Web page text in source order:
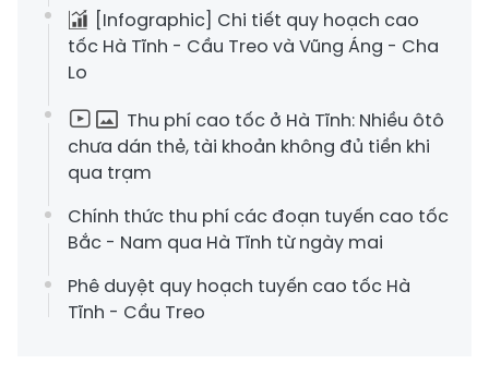
[Infographic] Chi tiết quy hoạch cao
tốc Hà Tĩnh - Cầu Treo và Vũng Áng - Cha
Lo
Thu phí cao tốc ở Hà Tĩnh: Nhiều ôtô
chưa dán thẻ, tài khoản không đủ tiền khi
qua trạm
Chính thức thu phí các đoạn tuyến cao tốc
Bắc - Nam qua Hà Tĩnh từ ngày mai
Phê duyệt quy hoạch tuyến cao tốc Hà
Tĩnh - Cầu Treo